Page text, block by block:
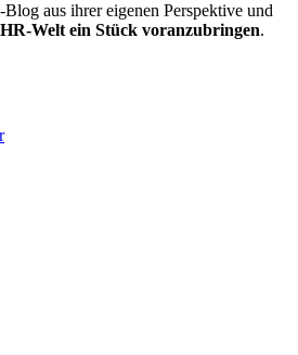
aus ihrer eigenen Perspektive und
Welt ein Stück voranzubringen.